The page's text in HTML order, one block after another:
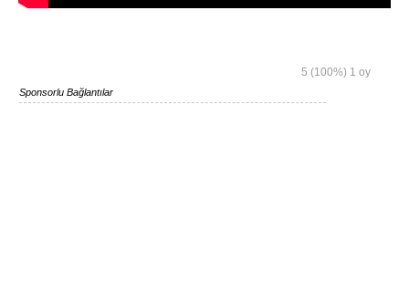
5 (100%) 1 oy
Sponsorlu Bağlantılar